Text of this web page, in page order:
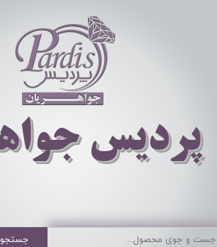
​​​​پردیس
جستجو